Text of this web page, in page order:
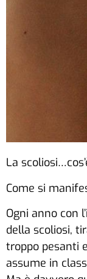
La
Come si
Ogni anno con
della scoliosi,
troppo pesanti
assume in